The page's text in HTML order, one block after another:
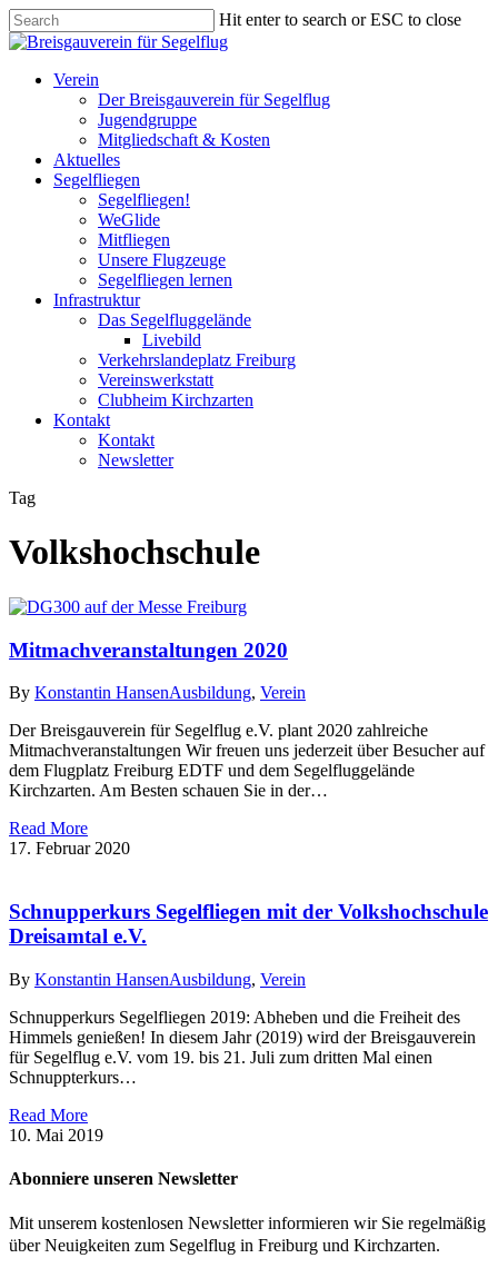
Skip
to
content
Hit enter to search or ESC to close
Close
Menu
Verein
Der Breisgauverein für Segelflug
Jugendgruppe
Mitgliedschaft & Kosten
Aktuelles
Segelfliegen
Segelfliegen!
WeGlide
Mitfliegen
Unsere Flugzeuge
Segelfliegen lernen
Infrastruktur
Das Segelfluggelände
Livebild
Verkehrslandeplatz Freiburg
Vereinswerkstatt
Clubheim Kirchzarten
Kontakt
Kontakt
Newsletter
Tag
Volkshochschule
Mitmachveranstaltungen 2020
By Konstantin HansenAusbildung, Verein
Der Breisgauverein für Segelflug e.V. plant 2020 zahlreiche
Mitmachveranstaltungen Wir freuen uns jederzeit über Besucher auf
dem Flugplatz Freiburg EDTF und dem Segelfluggelände
Kirchzarten. Am Besten schauen Sie in der…
Read More
17. Februar 2020
Schnupperkurs Segelfliegen mit der Volkshochschule
Dreisamtal e.V.
By Konstantin HansenAusbildung, Verein
Schnupperkurs Segelfliegen 2019: Abheben und die Freiheit des
Himmels genießen! In diesem Jahr (2019) wird der Breisgauverein
für Segelflug e.V. vom 19. bis 21. Juli zum dritten Mal einen
Schnuppterkurs…
Read More
10. Mai 2019
Abonniere unseren Newsletter
Mit unserem kostenlosen Newsletter informieren wir Sie regelmäßig
über Neuigkeiten zum Segelflug in Freiburg und Kirchzarten.